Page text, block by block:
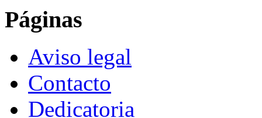
Páginas
Aviso legal
Contacto
Dedicatoria